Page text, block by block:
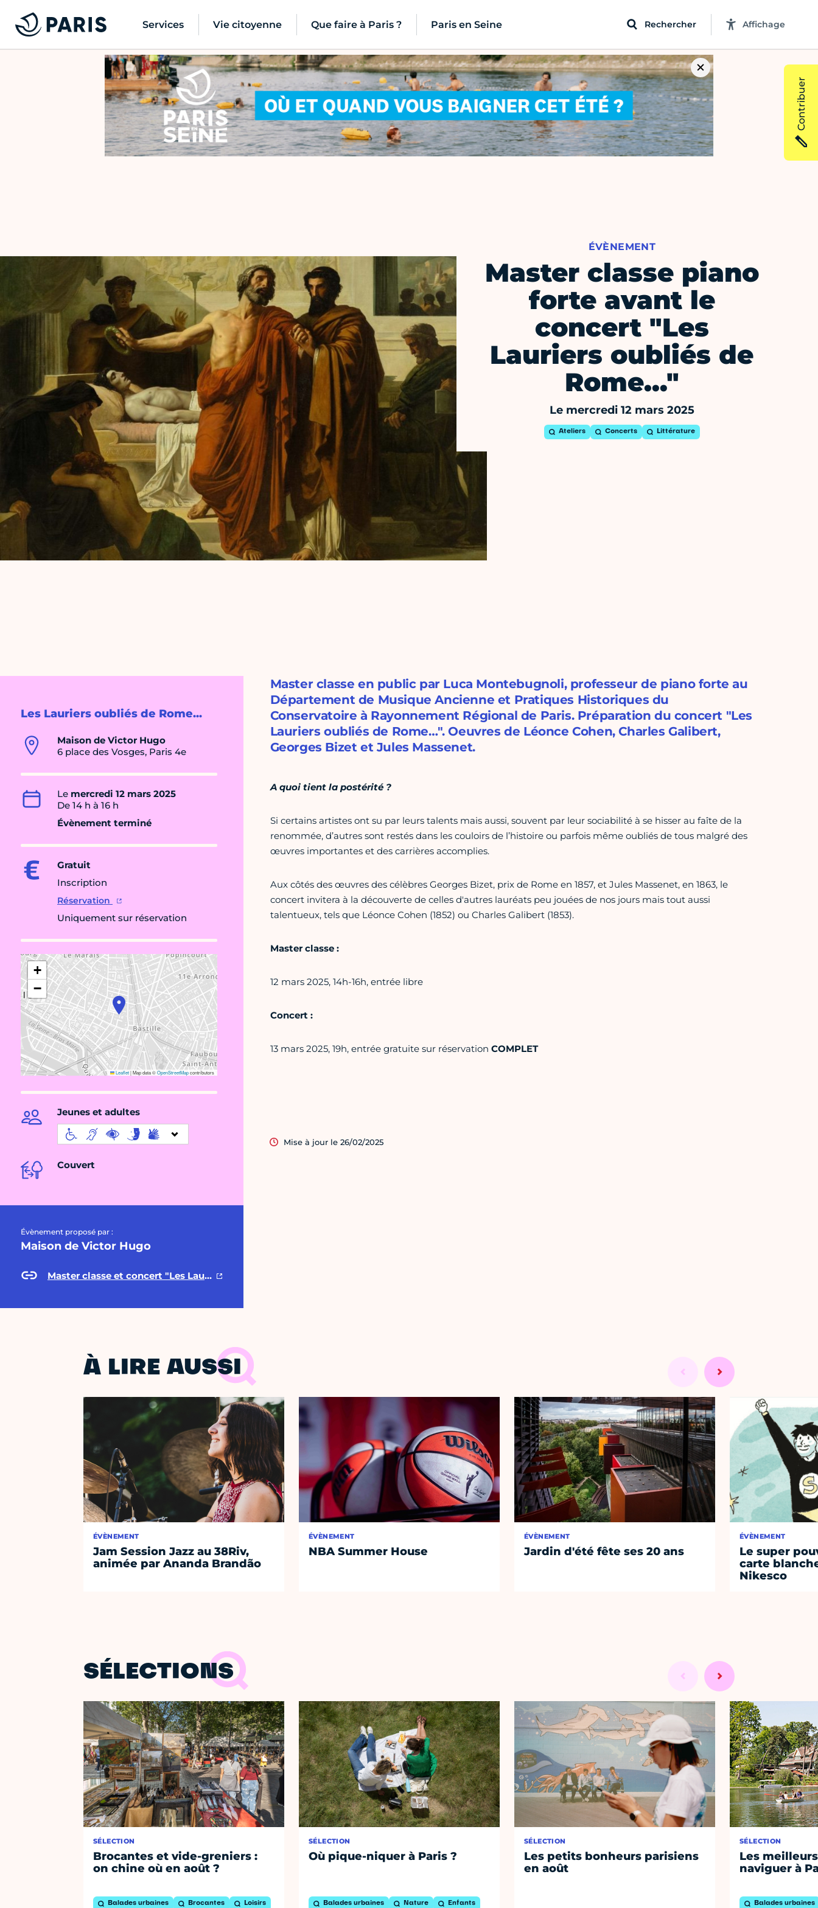
Services Vie citoyenne Que faire à Paris ? Paris en Seine Rechercher Affichage
ÉVÈNEMENT
Master classe piano
forte avant le
concert "Les
Lauriers oubliés de
Rome…"
Le mercredi 12 mars 2025
Ateliers Concerts Littérature
Les Lauriers oubliés de Rome...
Maison de Victor Hugo
6 place des Vosges, Paris 4e
Le mercredi 12 mars 2025
De 14 h à 16 h
Évènement terminé
Gratuit
Inscription
Réservation
Uniquement sur réservation
+
−
Leaflet|Map data ©OpenStreetMapcontributors
Jeunes et adultes
Couvert
Évènement proposé par :
Maison de Victor Hugo
Master classe et concert "Les Lauriers oubliés de Rome..."
Master classe en public par Luca Montebugnoli, professeur de piano forte au
Département de Musique Ancienne et Pratiques Historiques du
Conservatoire à Rayonnement Régional de Paris. Préparation du concert "Les
Lauriers oubliés de Rome…". Oeuvres de Léonce Cohen, Charles Galibert,
Georges Bizet et Jules Massenet.
A quoi tient la postérité ?
Si certains artistes ont su par leurs talents mais aussi, souvent par leur sociabilité à se hisser au faîte de la
renommée, d’autres sont restés dans les couloirs de l’histoire ou parfois même oubliés de tous malgré des
œuvres importantes et des carrières accomplies.
Aux côtés des œuvres des célèbres Georges Bizet, prix de Rome en 1857, et Jules Massenet, en 1863, le
concert invitera à la découverte de celles d'autres lauréats peu jouées de nos jours mais tout aussi
talentueux, tels que Léonce Cohen (1852) ou Charles Galibert (1853).
Master classe :
12 mars 2025, 14h-16h, entrée libre
Concert :
13 mars 2025, 19h, entrée gratuite sur réservation COMPLET
Mise à jour le 26/02/2025
À LIRE AUSSI
ÉVÈNEMENT
Jam Session Jazz au 38Riv,
animée par Ananda Brandão
ÉVÈNEMENT
NBA Summer House
ÉVÈNEMENT
Jardin d'été fête ses 20 ans
ÉVÈNEMENT
Le super
carte
Nikesco
SÉLECTIONS
SÉLECTION
Brocantes et vide-greniers :
on chine où en août ?
Balades urbaines Brocantes Loisirs
SÉLECTION
Où pique-niquer à Paris ?
Balades urbaines Nature Enfants
SÉLECTION
Les petits bonheurs parisiens
en août
SÉLECTION
Les
naviguer à
Balades urbaines
Contribuer